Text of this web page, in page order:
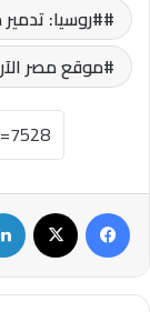
#روسيا:
موقع مصر
فيسبوك